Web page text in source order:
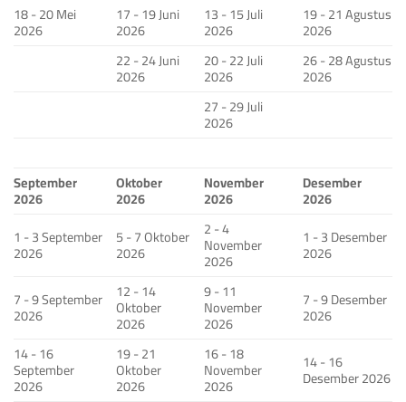
18 - 20 Mei
2026
17 - 19 Juni
2026
13 - 15 Juli
2026
19 - 21 Agustus
2026
22 - 24 Juni
2026
20 - 22 Juli
2026
26 - 28 Agustus
2026
27 - 29 Juli
2026
September
2026
Oktober
2026
November
2026
Desember
2026
1 - 3 September
2026
5 - 7 Oktober
2026
2 - 4
November
2026
1 - 3 Desember
2026
7 - 9 September
2026
12 - 14
Oktober
2026
9 - 11
November
2026
7 - 9 Desember
2026
14 - 16
September
2026
19 - 21
Oktober
2026
16 - 18
November
2026
14 - 16
Desember 2026